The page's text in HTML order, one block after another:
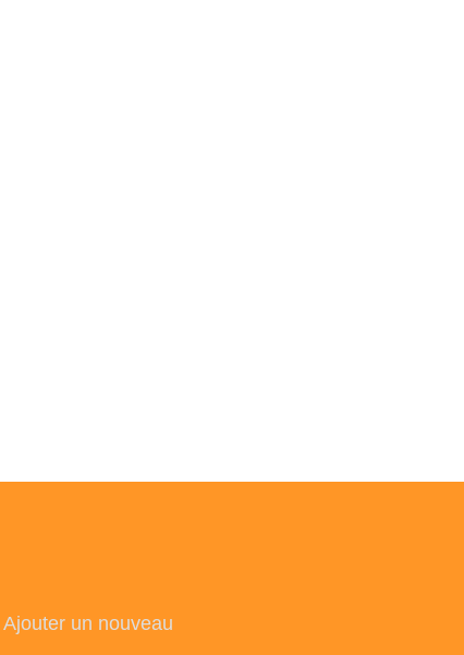
Ajouter un nouveau